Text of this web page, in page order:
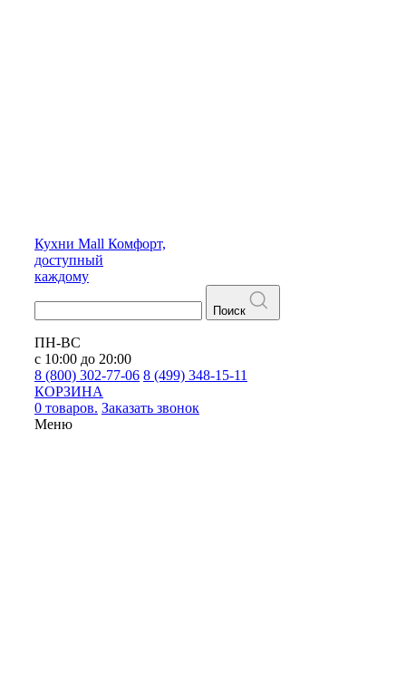
Кухни Mall Комфорт,
доступный
каждому
Поиск
ПН-ВС
с 10:00 до 20:00
8 (800) 302-77-06 8 (499) 348-15-11
КОРЗИНА
0 товаров. Заказать звонок
Меню